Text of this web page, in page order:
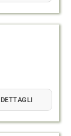
DETTAGLI